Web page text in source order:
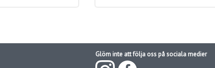
Glöm inte att följa oss på sociala medier